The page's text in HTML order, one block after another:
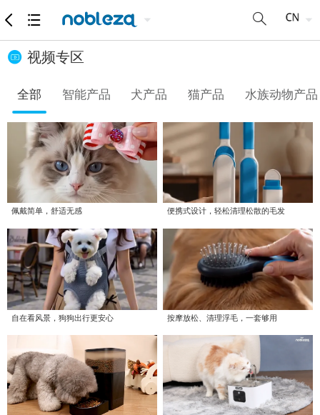
视频专区
全部 智能产品 犬产品 猫产品 水族动物产品
佩戴简单，舒适无感 便携式设计，轻松清理松散的毛发
自在看风景，狗狗出行更安心 按摩放松、清理浮毛，一套够用